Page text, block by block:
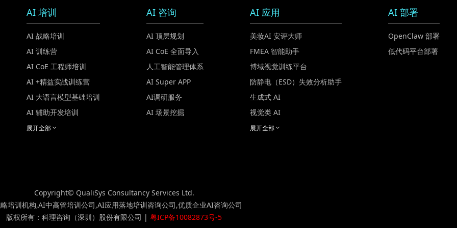
AI 培训
AI 战略培训
AI 训练营
AI CoE 工程师培训
AI +精益实战训练营
AI 大语言模型基础培训
AI 辅助开发培训
展开全部
AI 咨询
AI 顶层规划
AI CoE 全面导入
人工智能管理体系
AI Super APP
AI调研服务
AI 场景挖掘
AI 应用
美妆AI 安评大师
FMEA 智能助手
博域视觉训练平台
防静电（ESD）失效分析助手
生成式 AI
视觉类 AI
展开全部
AI 部署
OpenClaw 部署
低代码平台部署
Copyright© QualiSys Consultancy Services Ltd.
培训机构,AI中高管培训公司,AI应用落地培训咨询公司,优质企业AI咨询公司
版权所有：科理咨询（深圳）股份有限公司 |粤ICP备10082873号-5